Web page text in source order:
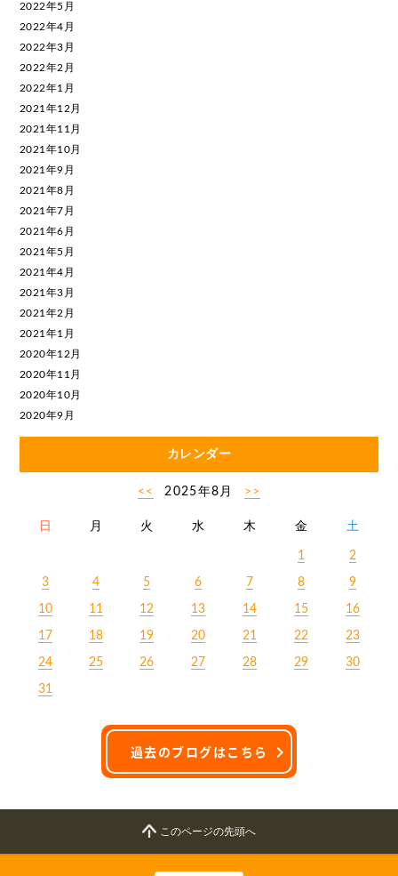
2022年5月
2022年4月
2022年3月
2022年2月
2022年1月
2021年12月
2021年11月
2021年10月
2021年9月
2021年8月
2021年7月
2021年6月
2021年5月
2021年4月
2021年3月
2021年2月
2021年1月
2020年12月
2020年11月
2020年10月
2020年9月
カレンダー
<< 2025年8月 >>
日 月 火 水 木 金 土
1 2
3 4 5 6 7 8 9
10 11 12 13 14 15 16
17 18 19 20 21 22 23
24 25 26 27 28 29 30
31
過去のブログはこちら
このページの先頭へ